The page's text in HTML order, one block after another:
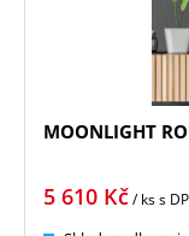
MOONLIGHT
5 610 Kč/ kss